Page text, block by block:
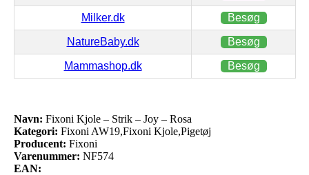
Milker.dk Besøg
NatureBaby.dk Besøg
Mammashop.dk Besøg
Navn: Fixoni Kjole – Strik – Joy – Rosa
Kategori: Fixoni AW19,Fixoni Kjole,Pigetøj
Producent: Fixoni
Varenummer: NF574
EAN: